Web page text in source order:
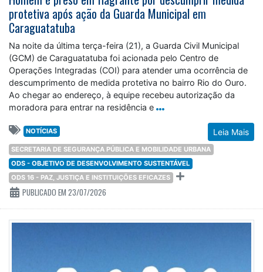
protetiva após ação da Guarda Municipal em
Caraguatatuba
Na noite da última terça-feira (21), a Guarda Civil Municipal
(GCM) de Caraguatatuba foi acionada pelo Centro de
Operações Integradas (COI) para atender uma ocorrência de
descumprimento de medida protetiva no bairro Rio do Ouro.
Ao chegar ao endereço, à equipe recebeu autorização da
moradora para entrar na residência e
Leia Mais
NOTÍCIAS
SECRETARIA DE SEGURANÇA PÚBLICA E MOBILIDADE URBANA
ODS - OBJETIVO DE DESENVOLVIMENTO SUSTENTÁVEL
ODS 16 - PAZ, JUSTIÇA E INSTITUIÇÕES EFICAZES
PUBLICADO EM 23/07/2026